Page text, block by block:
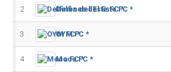
2 Delfines del Este FC *
3 OYM FC *
4 Moca FC *